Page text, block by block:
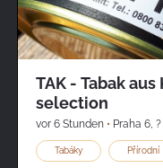
TAK - Tabak
selection
vor 6 Stunden • Praha 6,
Tabáky Přírodní